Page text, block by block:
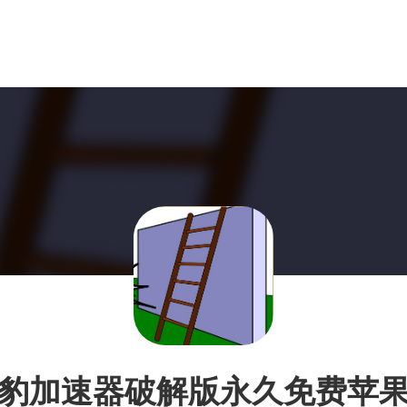
加速器破解版永久免费苹